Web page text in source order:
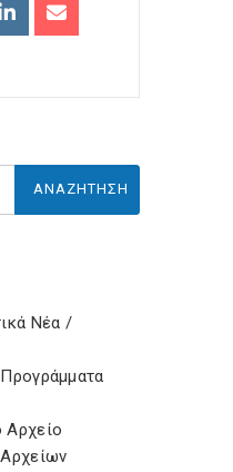
Νέα /
Αρχείο